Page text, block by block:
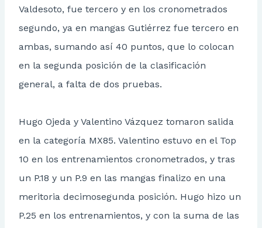
Valdesoto, fue tercero y en los cronometrados
segundo, ya en mangas Gutiérrez fue tercero en
ambas, sumando así 40 puntos, que lo colocan
en la segunda posición de la clasificación
general, a falta de dos pruebas.
Hugo Ojeda y Valentino Vázquez tomaron salida
en la categoría MX85. Valentino estuvo en el Top
10 en los entrenamientos cronometrados, y tras
un P.18 y un P.9 en las mangas finalizo en una
meritoria decimosegunda posición. Hugo hizo un
P.25 en los entrenamientos, y con la suma de las